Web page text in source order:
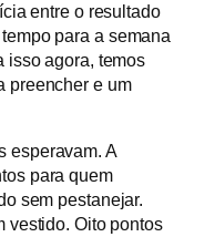
entre o resultado
para a semana
isso agora, temos
preencher e um
esperavam. A
para quem
sem pestanejar.
vestido. Oito pontos